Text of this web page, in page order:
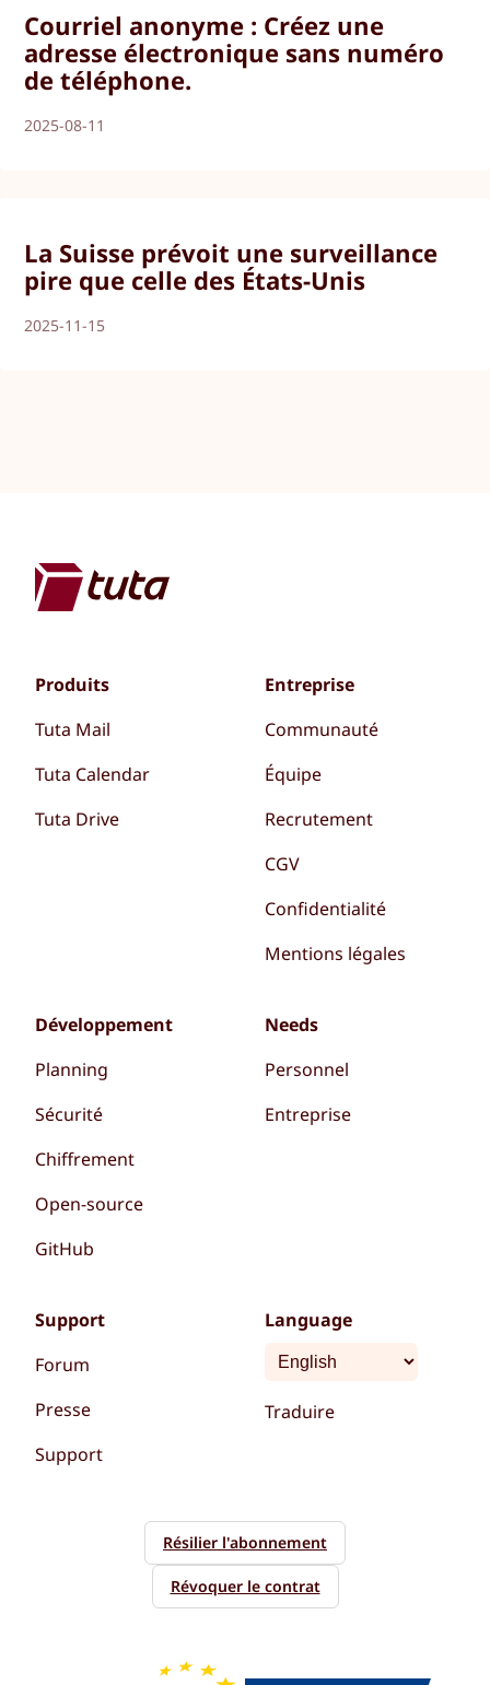
Courriel anonyme : Créez une
adresse électronique sans numéro
de téléphone.
2025-08-11
La Suisse prévoit une surveillance
pire que celle des États-Unis
2025-11-15
Produits
Tuta Mail
Tuta Calendar
Tuta Drive
Entreprise
Communauté
Équipe
Recrutement
CGV
Confidentialité
Mentions légales
Développement
Planning
Sécurité
Chiffrement
Open-source
GitHub
Needs
Personnel
Entreprise
Support
Forum
Presse
Support
Language
Traduire
Résilier l'abonnement
Révoquer le contrat